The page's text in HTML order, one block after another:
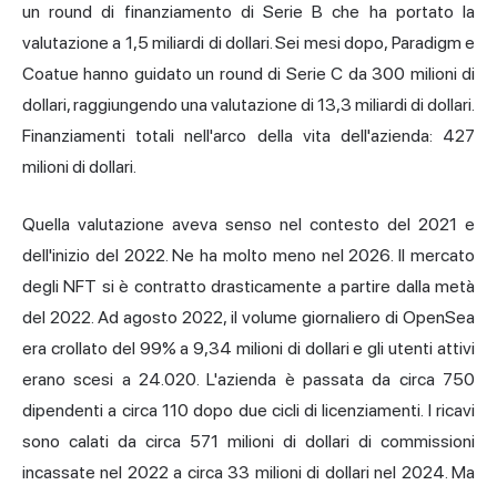
un round di finanziamento di Serie B che ha portato la
valutazione a 1,5 miliardi di dollari. Sei mesi dopo, Paradigm e
Coatue hanno guidato un round di Serie C da 300 milioni di
dollari, raggiungendo una valutazione di 13,3 miliardi di dollari.
Finanziamenti totali nell'arco della vita dell'azienda: 427
milioni di dollari.
Quella valutazione aveva senso nel contesto del 2021 e
dell'inizio del 2022. Ne ha molto meno nel 2026. Il mercato
degli NFT si è contratto drasticamente a partire dalla metà
del 2022. Ad agosto 2022, il volume giornaliero di OpenSea
era crollato del 99% a 9,34 milioni di dollari e gli utenti attivi
erano scesi a 24.020. L'azienda è passata da circa 750
dipendenti a circa 110 dopo due cicli di licenziamenti. I ricavi
sono calati da circa 571 milioni di dollari di commissioni
incassate nel 2022 a circa 33 milioni di dollari nel 2024. Ma